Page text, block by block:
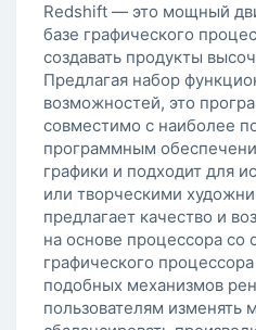
Redshift — это мощный
базе графического
создавать продукты
Предлагая набор
возможностей, это
совместимо с наиболее
программным
графики и подходит для
или творческими
предлагает качество и
на основе процессора со
графического
подобных механизмов
пользователям изменять